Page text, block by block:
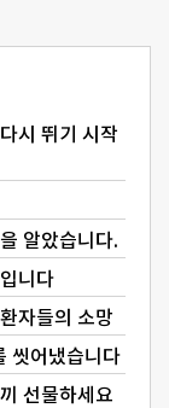
시 뛰기 시작
알았습니다.
니다
자들의 소망
씻어냈습니다
선물하세요